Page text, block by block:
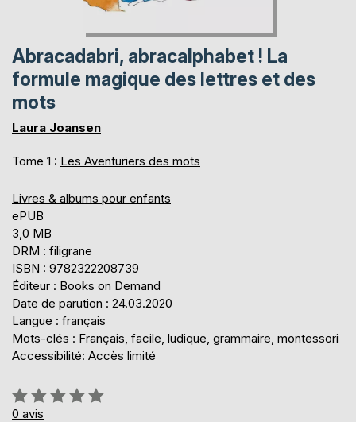
Abracadabri, abracalphabet ! La
formule magique des lettres et des
mots
Laura Joansen
Tome 1 : Les Aventuriers des mots
Livres & albums pour enfants
ePUB
3,0 MB
DRM : filigrane
ISBN : 9782322208739
Éditeur : Books on Demand
Date de parution : 24.03.2020
Langue : français
Mots-clés : Français, facile, ludique, grammaire, montessori
Accessibilité: Accès limité
Évaluation:
0%
0 avis